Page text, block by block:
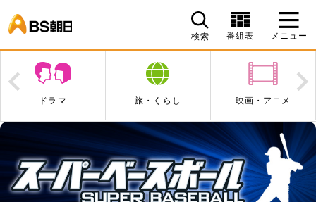
検索 番組表 メニュー
旅・くらし 映画・アニメ エンタメ・音楽
Prev